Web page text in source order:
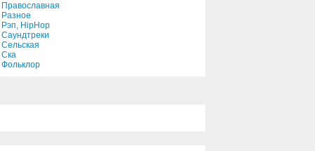
Православная
Разное
Рэп, HipHop
Саундтреки
Сельская
Ска
Фольклор